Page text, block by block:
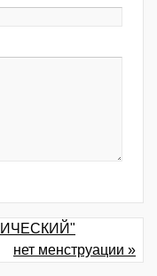
нет менструации »